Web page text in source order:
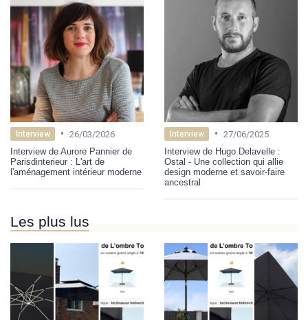
Interview • 26/03/2026
Interview de Aurore Pannier de
Parisdinterieur : L'art de
l'aménagement intérieur moderne
Interview • 27/06/2025
Interview de Hugo Delavelle :
Ostal - Une collection qui allie
design moderne et savoir-faire
ancestral
Les plus lus